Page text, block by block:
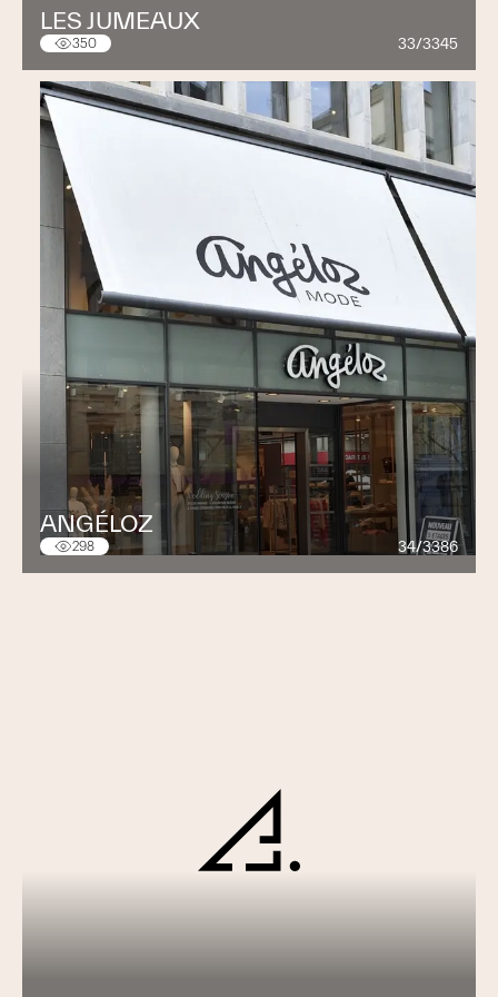
Planification et construction de nouvelles
existantes
Assainissement
Ventilation contrôlée avec récupération de
chaleur
Installations industrielles
Systèmes de dépoussiérage et d'assèchements
Salles blanches (chimie)
Restaurant (cuisines, salles à manger, locaux
Systèmes de traitement d'air
Installations de diffusion d'air par canaux
(industries et habitations)
Systèmes aéroléiques de récupération de chaleur
Installations de climatisation (chauffer, refroidir,
humidification)
Planification et construction de nouvelles
constructions ou transformations de constructions
LES JUMEAUX
350 33/3345
ANGÉLOZ
298 34/3386